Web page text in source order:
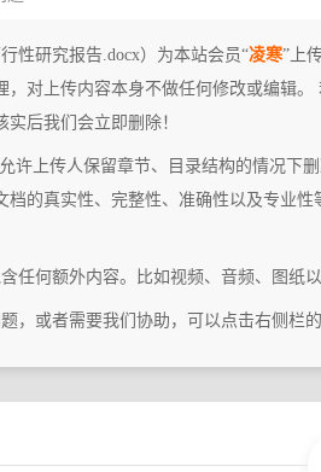
性研究报告.docx）为本站会员“凌寒”上
，对上传内容本身不做任何修改或编辑
后我们会立即删除！
许上传人保留章节、目录结构的情况下
档的真实性、完整性、准确性以及专业
任何额外内容。比如视频、音频、图纸
，或者需要我们协助，可以点击右侧栏